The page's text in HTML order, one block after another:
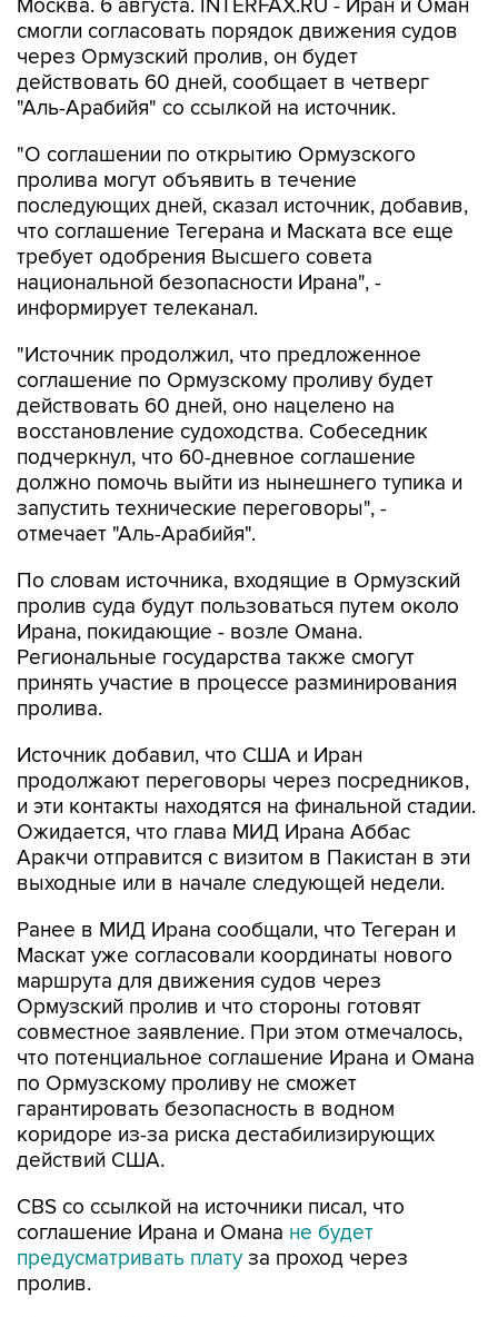
Москва. 6 августа. INTERFAX.RU - Иран и Оман
смогли согласовать порядок движения судов
через Ормузский пролив, он будет
действовать 60 дней, сообщает в четверг
"Аль-Арабийя" со ссылкой на источник.
"О соглашении по открытию Ормузского
пролива могут объявить в течение
последующих дней, сказал источник, добавив,
что соглашение Тегерана и Маската все еще
требует одобрения Высшего совета
национальной безопасности Ирана", -
информирует телеканал.
"Источник продолжил, что предложенное
соглашение по Ормузскому проливу будет
действовать 60 дней, оно нацелено на
восстановление судоходства. Собеседник
подчеркнул, что 60-дневное соглашение
должно помочь выйти из нынешнего тупика и
запустить технические переговоры", -
отмечает "Аль-Арабийя".
По словам источника, входящие в Ормузский
пролив суда будут пользоваться путем около
Ирана, покидающие - возле Омана.
Региональные государства также смогут
принять участие в процессе разминирования
пролива.
Источник добавил, что США и Иран
продолжают переговоры через посредников,
и эти контакты находятся на финальной стадии.
Ожидается, что глава МИД Ирана Аббас
Аракчи отправится с визитом в Пакистан в эти
выходные или в начале следующей недели.
Ранее в МИД Ирана сообщали, что Тегеран и
Маскат уже согласовали координаты нового
маршрута для движения судов через
Ормузский пролив и что стороны готовят
совместное заявление. При этом отмечалось,
что потенциальное соглашение Ирана и Омана
по Ормузскому проливу не сможет
гарантировать безопасность в водном
коридоре из-за риска дестабилизирующих
действий США.
CBS со ссылкой на источники писал, что
соглашение Ирана и Омана не будет
предусматривать плату за проход через
пролив.